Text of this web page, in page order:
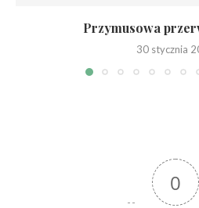
Przymusowa
30 stycznia
0